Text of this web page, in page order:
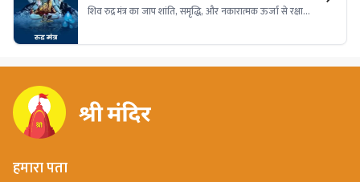
शिव रुद्र मंत्र का जाप शांति, समृद्धि, और नकारात्मक ऊर्जा से रक्षा
भगवान शिव की कृपा प्राप्त हो
हमारा पता